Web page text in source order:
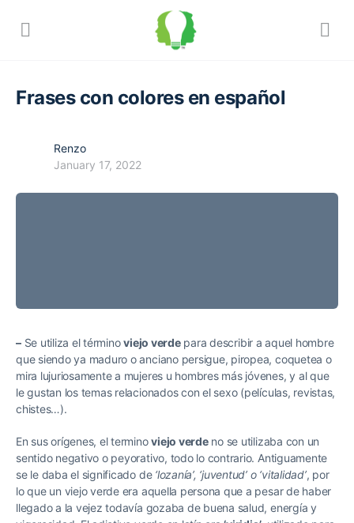
Frases con colores en español
Renzo
January 17, 2022
–Se utiliza el términoviejo verdepara describir a aquel hombre
que siendo ya maduro o anciano persigue, piropea, coquetea o
mira lujuriosamente a mujeres u hombres más jóvenes, y al que
le gustan los temas relacionados con el sexo (películas, revistas,
chistes…).
En sus orígenes, el terminoviejo verdeno se utilizaba con un
sentido negativo o peyorativo, todo lo contrario. Antiguamente
se le daba el significado de ‘lozanía’, ‘juventud’ o ‘vitalidad’, por
lo que un viejo verde era aquella persona que a pesar de haber
llegado a la vejez todavía gozaba de buena salud, energía y